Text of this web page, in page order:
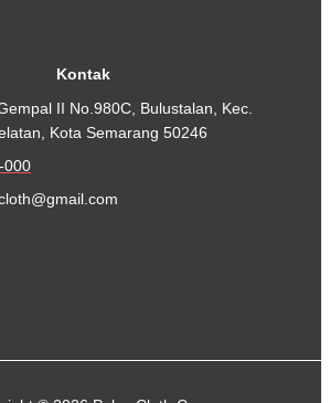
Kontak
II No.980C, Bulustalan, Kec.
Kota Semarang 50246
000